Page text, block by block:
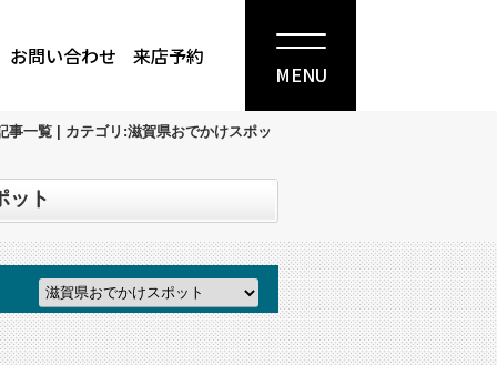
お問い合わせ 来店予約
MENU
事一覧 | カテゴリ:滋賀県おでかけスポッ
ット